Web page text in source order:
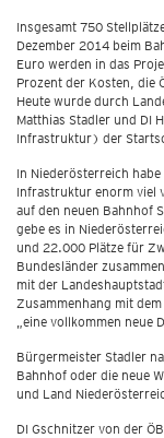
Insgesamt 750
Dezember 2014 beim
Euro werden in das
Prozent der Kosten, die
Heute wurde durch
Matthias Stadler und DI
Infrastruktur) der
In Niederösterreich
Infrastruktur enorm viel
auf den neuen Bahnhof
gebe es in
und 22.000 Plätze für
Bundesländer
mit der
Zusammenhang mit
„eine vollkommen neue
Bürgermeister Stadler
Bahnhof oder die neue
und Land
DI Gschnitzer von der